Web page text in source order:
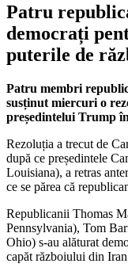
Patru
democrați
puterile de
Patru membri
susținut miercuri o
președintelui Trump
Rezoluția a trecut de
după ce președintele
Louisiana), a retras
ce se părea că
Republicanii Thomas
Pennsylvania), Tom
Ohio) s-au alăturat
capăt războiului din